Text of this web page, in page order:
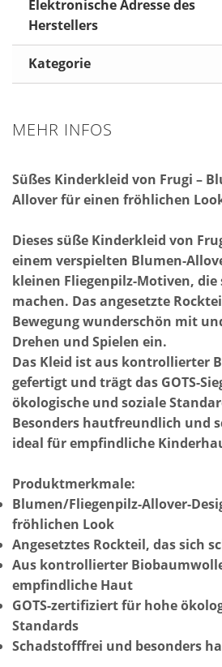
Elektronische Adresse des
Herstellers
Kategorie
MEHR INFOS
Süßes Kinderkleid von Frugi –
Allover für einen fröhlichen
Dieses süße Kinderkleid von
einem verspielten Blumen-
kleinen Fliegenpilz-Motiven,
machen. Das angesetzte
Bewegung wunderschön mit
Drehen und Spielen ein.
Das Kleid ist aus kontrollierter
gefertigt und trägt das GOTS-
ökologische und soziale
Besonders hautfreundlich und
ideal für empfindliche
Produktmerkmale:
Blumen/Fliegenpilz-Allover-
fröhlichen Look
Angesetztes Rockteil, das sich
Aus kontrollierter
empfindliche Haut
GOTS-zertifiziert für hohe
Standards
Schadstofffrei und besonders